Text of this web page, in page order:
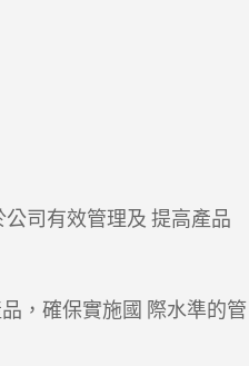
公司有效管理及 提高產品
，確保實施國 際水準的管